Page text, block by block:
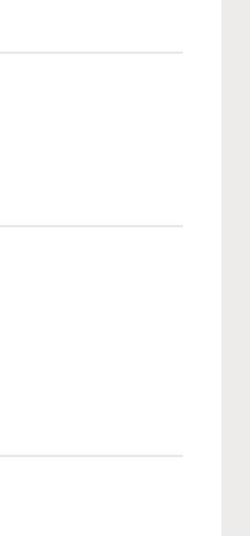
to root out the